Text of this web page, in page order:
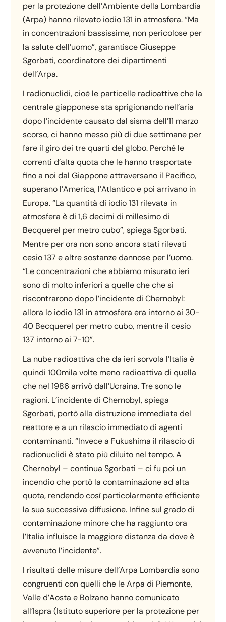
per la protezione dell’Ambiente della Lombardia
(Arpa) hanno rilevato iodio 131 in atmosfera. “Ma
in concentrazioni bassissime, non pericolose per
la salute dell’uomo”, garantisce Giuseppe
Sgorbati, coordinatore dei dipartimenti
dell’Arpa.
I radionuclidi, cioè le particelle radioattive che la
centrale giapponese sta sprigionando nell’aria
dopo l’incidente causato dal sisma dell’11 marzo
scorso, ci hanno messo più di due settimane per
fare il giro dei tre quarti del globo. Perché le
correnti d’alta quota che le hanno trasportate
fino a noi dal Giappone attraversano il Pacifico,
superano l’America, l’Atlantico e poi arrivano in
Europa. “La quantità di iodio 131 rilevata in
atmosfera è di 1,6 decimi di millesimo di
Becquerel per metro cubo”, spiega Sgorbati.
Mentre per ora non sono ancora stati rilevati
cesio 137 e altre sostanze dannose per l’uomo.
“Le concentrazioni che abbiamo misurato ieri
sono di molto inferiori a quelle che che si
riscontrarono dopo l’incidente di Chernobyl:
allora lo iodio 131 in atmosfera era intorno ai 30-
40 Becquerel per metro cubo, mentre il cesio
137 intorno ai 7-10”.
La nube radioattiva che da ieri sorvola l’Italia è
quindi 100mila volte meno radioattiva di quella
che nel 1986 arrivò dall’Ucraina. Tre sono le
ragioni. L’incidente di Chernobyl, spiega
Sgorbati, portò alla distruzione immediata del
reattore e a un rilascio immediato di agenti
contaminanti. “Invece a Fukushima il rilascio di
radionuclidi è stato più diluito nel tempo. A
Chernobyl – continua Sgorbati – ci fu poi un
incendio che portò la contaminazione ad alta
quota, rendendo così particolarmente efficiente
la sua successiva diffusione. Infine sul grado di
contaminazione minore che ha raggiunto ora
l’Italia influisce la maggiore distanza da dove è
avvenuto l’incidente”.
I risultati delle misure dell’Arpa Lombardia sono
congruenti con quelli che le Arpa di Piemonte,
Valle d’Aosta e Bolzano hanno comunicato
all’Ispra (Istituto superiore per la protezione per